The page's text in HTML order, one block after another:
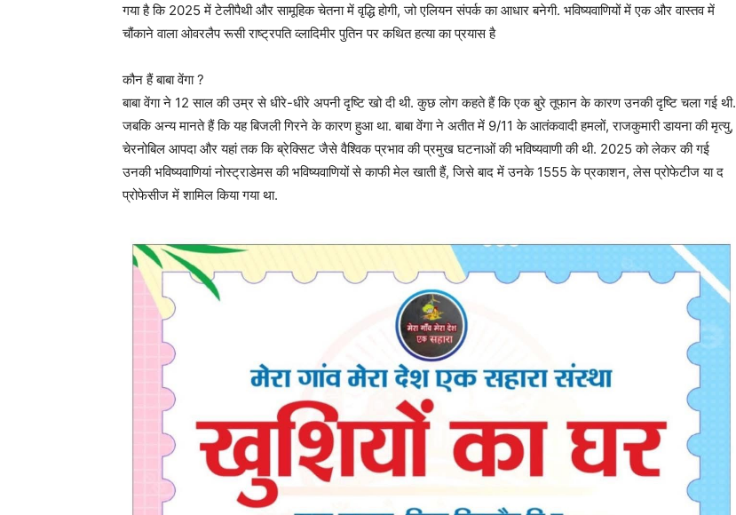
गया है कि 2025 में टेलीपैथी और सामूहिक चेतना में वृद्धि होगी, जो एलियन संपर्क का आधार बनेगी. भविष्यवाणियों में एक और वास्तव में
चौंकाने वाला ओवरलैप रूसी राष्ट्रपति व्लादिमीर पुतिन पर कथित हत्या का प्रयास है
कौन हैं बाबा वेंगा ?
बाबा वेंगा ने 12 साल की उम्र से धीरे-धीरे अपनी दृष्टि खो दी थी. कुछ लोग कहते हैं कि एक बुरे तूफान के कारण उनकी दृष्टि चला गई थी.
जबकि अन्य मानते हैं कि यह बिजली गिरने के कारण हुआ था. बाबा वेंगा ने अतीत में 9/11 के आतंकवादी हमलों, राजकुमारी डायना की मृत्यु,
चेरनोबिल आपदा और यहां तक ​​कि ब्रेक्सिट जैसे वैश्विक प्रभाव की प्रमुख घटनाओं की भविष्यवाणी की थी. 2025 को लेकर की गई
उनकी भविष्यवाणियां नोस्ट्राडेमस की भविष्यवाणियों से काफी मेल खाती हैं, जिसे बाद में उनके 1555 के प्रकाशन, लेस प्रोफेटीज या द
प्रोफेसीज में शामिल किया गया था.